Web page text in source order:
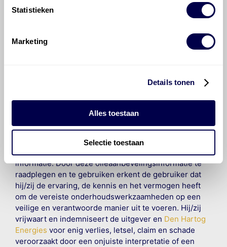
Statistieken
Marketing
Details tonen
Alles toestaan
Selectie toestaan
©Olyslager
informatie mag noch geheel noch gedeeltelijk worden
voorafgaande schriftelijke toestemming van Olyslager
en compleet mogelijk zijn, wordt geen
aansprakelijkheid aanvaard, anders dan waartoe een
wettelijke verplichting bestaat, voor schade of verlies
veroorzaakt door fouten of omissies in de verstrekte
informatie. Door deze olieaanbevelingsinformatie te
raadplegen en te gebruiken erkent de gebruiker dat
hij/zij de ervaring, de kennis en het vermogen heeft
om de vereiste onderhoudswerkzaamheden op een
veilige en verantwoorde manier uit te voeren. Hij/zij
vrijwaart en indemniseert de uitgever en Den Hartog
Energies voor enig verlies, letsel, claim en schade
veroorzaakt door een onjuiste interpretatie of een